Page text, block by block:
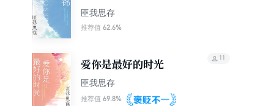
匪我思存
推荐值 62.6%
爱你是最好的时光
匪我思存
推荐值 69.8%
11